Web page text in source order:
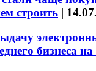
строить |
бизнеса